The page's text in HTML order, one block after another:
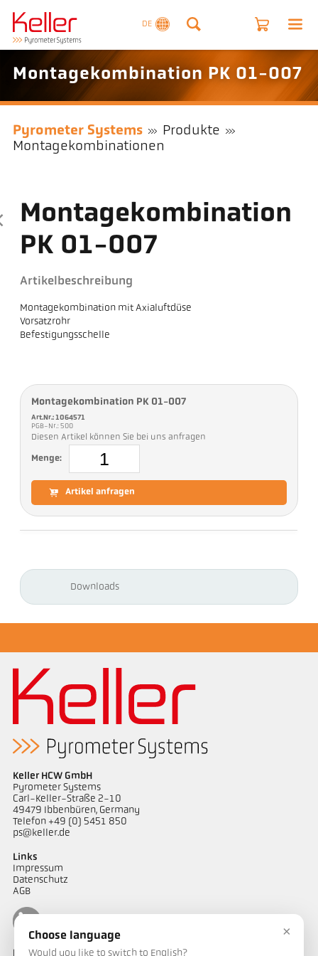
DE
Montagekombination PK 01-007
Pyrometer Systems
Produkte
Montagekombinationen
Montagekombination
PK 01-007
Artikelbeschreibung
Montagekombination mit Axialuftdüse
Vorsatzrohr
Befestigungsschelle
Montagekombination PK 01-007
Art.Nr.: 1064571
PGB-Nr.: 500
Diesen Artikel können Sie bei uns anfragen
Menge:
Artikel anfragen
Downloads
Keller HCW GmbH
Pyrometer Systems
Carl-Keller-Straße 2-10
49479 Ibbenbüren, Germany
Telefon +49 (0) 5451 850
ps@keller.de
Links
Impressum
Datenschutz
AGB
Kontakt
×
Choose language
Would you like to switch to English?